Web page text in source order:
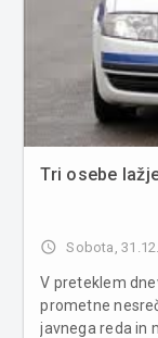
Tri osebe
access_time Sobota,
V preteklem
prometne
javnega reda in